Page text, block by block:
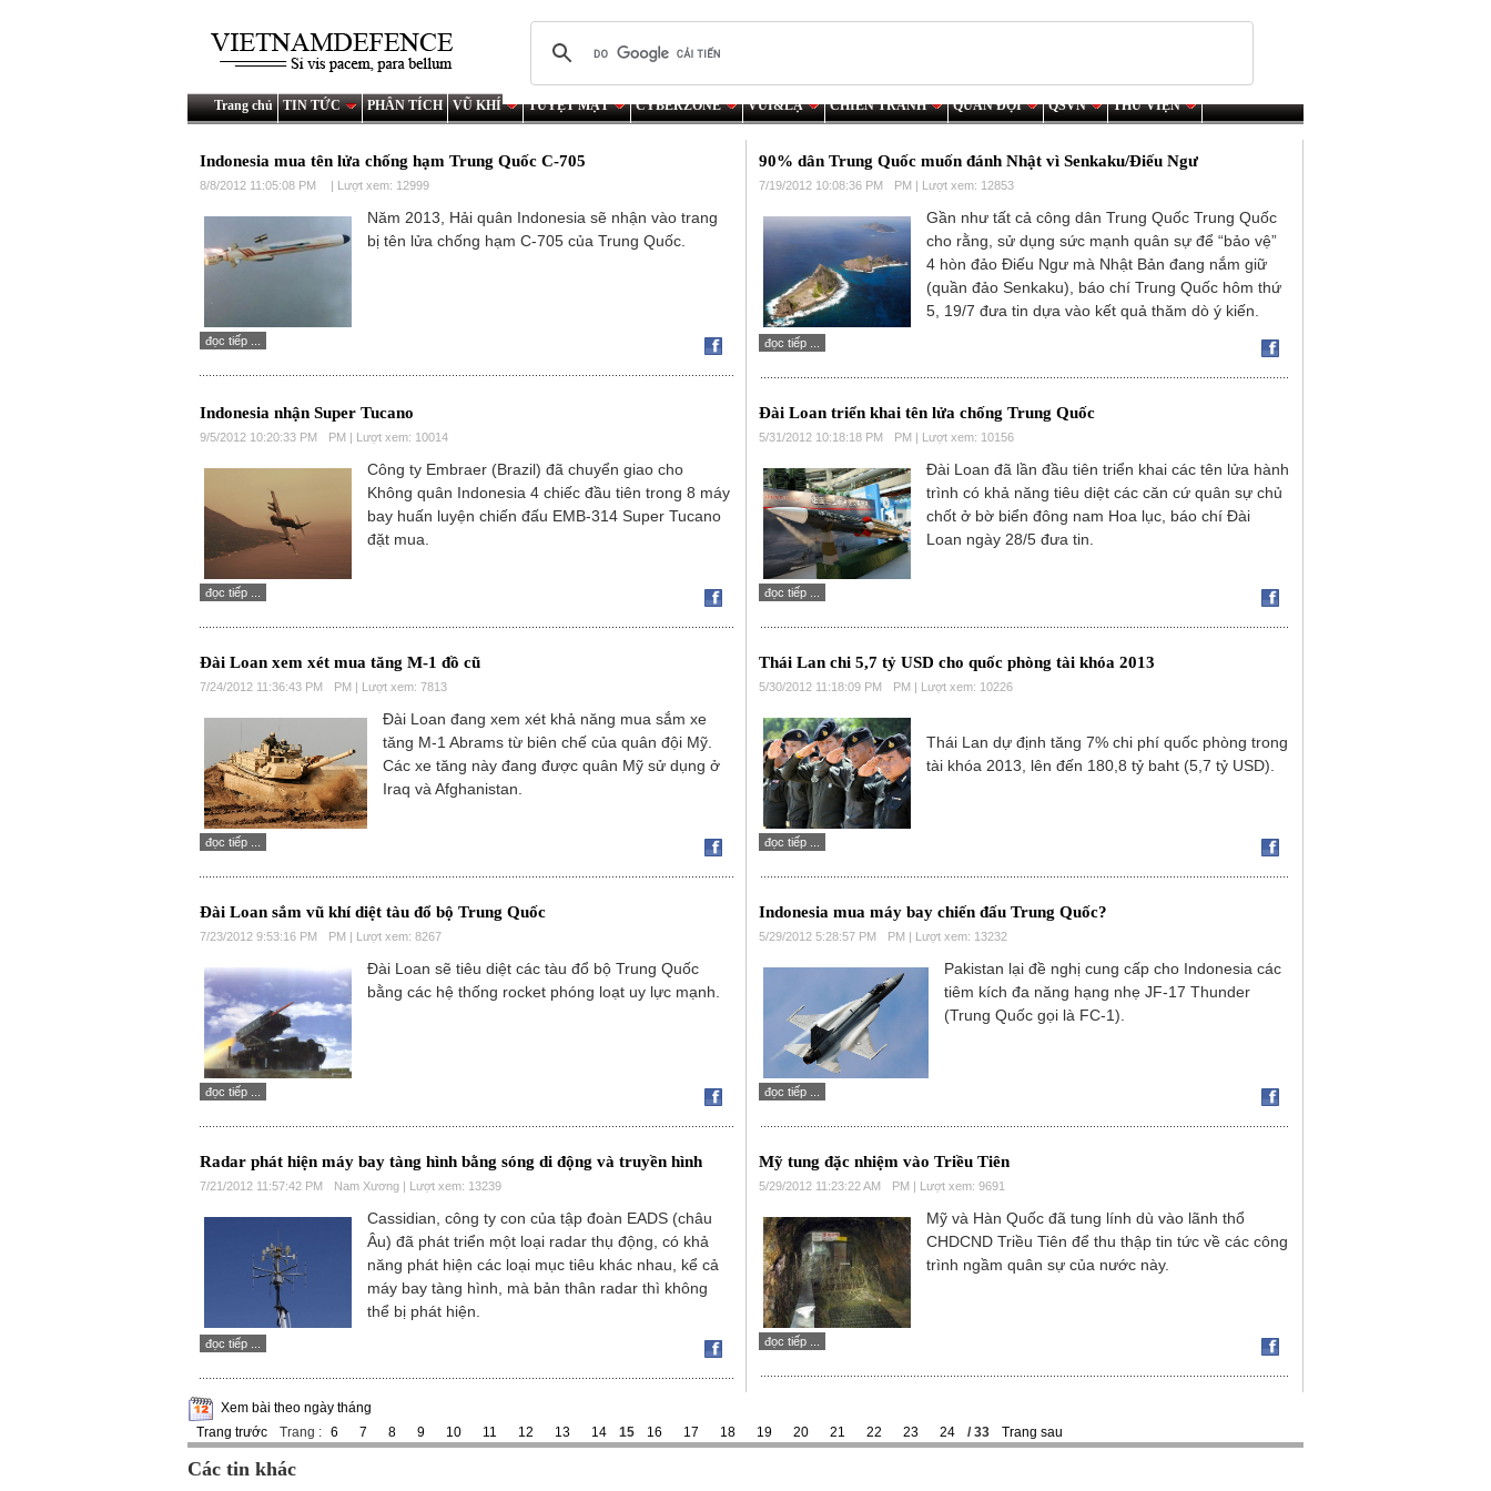
Trang chủ TIN TỨC PHÂN TÍCH VŨ KHÍ TUYỆT MẬT CYBERZONE VUI&LẠ CHIẾN TRANH QUÂN ĐỘI QSVN THƯ VIỆN
Indonesia mua tên lửa chống hạm Trung Quốc С-705
8/8/2012 11:05:08 PM | Lượt xem: 12999
Năm 2013, Hải quân Indonesia sẽ nhận vào trang
bị tên lửa chống hạm С-705 của Trung Quốc.
đọc tiếp ...
90% dân Trung Quốc muốn đánh Nhật vì Senkaku/Điếu Ngư
7/19/2012 10:08:36 PM PM | Lượt xem: 12853
Gần như tất cả công dân Trung Quốc Trung Quốc
cho rằng, sử dụng sức mạnh quân sự để “bảo vệ”
4 hòn đảo Điếu Ngư mà Nhật Bản đang nắm giữ
(quần đảo Senkaku), báo chí Trung Quốc hôm thứ
5, 19/7 đưa tin dựa vào kết quả thăm dò ý kiến.
đọc tiếp ...
Indonesia nhận Super Tucano
9/5/2012 10:20:33 PM PM | Lượt xem: 10014
Công ty Embraer (Brazil) đã chuyển giao cho
Không quân Indonesia 4 chiếc đầu tiên trong 8 máy
bay huấn luyện chiến đấu EMB-314 Super Tucano
đặt mua.
đọc tiếp ...
Đài Loan triển khai tên lửa chống Trung Quốc
5/31/2012 10:18:18 PM PM | Lượt xem: 10156
Đài Loan đã lần đầu tiên triển khai các tên lửa hành
trình có khả năng tiêu diệt các căn cứ quân sự chủ
chốt ở bờ biển đông nam Hoa lục, báo chí Đài
Loan ngày 28/5 đưa tin.
đọc tiếp ...
Đài Loan xem xét mua tăng M-1 đồ cũ
7/24/2012 11:36:43 PM PM | Lượt xem: 7813
Đài Loan đang xem xét khả năng mua sắm xe
tăng M-1 Abrams từ biên chế của quân đội Mỹ.
Các xe tăng này đang được quân Mỹ sử dụng ở
Iraq và Afghanistan.
đọc tiếp ...
Thái Lan chi 5,7 tỷ USD cho quốc phòng tài khóa 2013
5/30/2012 11:18:09 PM PM | Lượt xem: 10226
Thái Lan dự định tăng 7% chi phí quốc phòng trong
tài khóa 2013, lên đến 180,8 tỷ baht (5,7 tỷ USD).
đọc tiếp ...
Đài Loan sắm vũ khí diệt tàu đổ bộ Trung Quốc
7/23/2012 9:53:16 PM PM | Lượt xem: 8267
Đài Loan sẽ tiêu diệt các tàu đổ bộ Trung Quốc
bằng các hệ thống rocket phóng loạt uy lực mạnh.
đọc tiếp ...
Indonesia mua máy bay chiến đấu Trung Quốc?
5/29/2012 5:28:57 PM PM | Lượt xem: 13232
Pakistan lại đề nghị cung cấp cho Indonesia các
tiêm kích đa năng hạng nhẹ JF-17 Thunder
(Trung Quốc gọi là FC-1).
đọc tiếp ...
Radar phát hiện máy bay tàng hình bằng sóng di động và truyền hình
7/21/2012 11:57:42 PM Nam Xương | Lượt xem: 13239
Cassidian, công ty con của tập đoàn EADS (châu
Âu) đã phát triển một loại radar thụ động, có khả
năng phát hiện các loại mục tiêu khác nhau, kể cả
máy bay tàng hình, mà bản thân radar thì không
thể bị phát hiện.
đọc tiếp ...
Mỹ tung đặc nhiệm vào Triều Tiên
5/29/2012 11:23:22 AM PM | Lượt xem: 9691
Mỹ và Hàn Quốc đã tung lính dù vào lãnh thổ
CHDCND Triều Tiên để thu thập tin tức về các công
trình ngầm quân sự của nước này.
đọc tiếp ...
Xem bài theo ngày tháng
Trang trước
Trang : 6 7 8 9 10 11 12 13 14 15 16 17 18 19 20 21 22 23 24 / 33 Trang sau
Các tin khác